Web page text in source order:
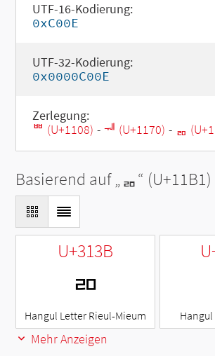
UTF-16-Kodierung:
0xC00E
UTF-32-Kodierung:
0x0000C00E
Zerlegung:
ᄈ (U+1108) - ᅰ (U+1170) - ᆱ
Basierend auf „ᆱ“ (U+11B1)
U+313B
ㄻ
Hangul Letter Rieul-Mieum
Mehr Anzeigen